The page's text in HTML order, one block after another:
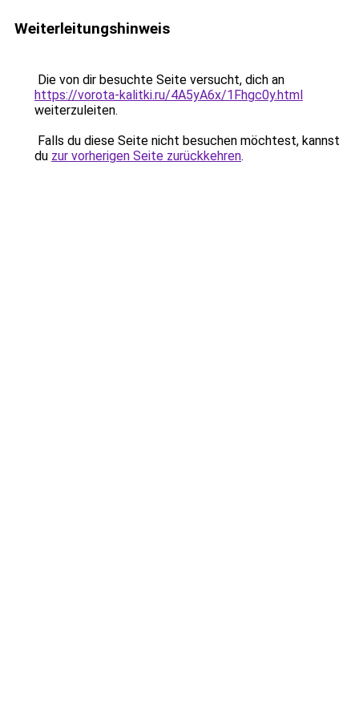
Weiterleitungshinweis
Die von dir besuchte Seite versucht, dich an
https://vorota-kalitki.ru/4A5yA6x/1Fhgc0y.html
weiterzuleiten.
Falls du diese Seite nicht besuchen möchtest, kannst
du zur vorherigen Seite zurückkehren.